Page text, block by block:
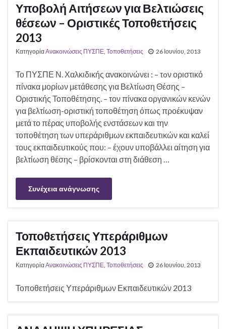
Υποβολή Αιτήσεων για Βελτιώσεις
θέσεων – Οριστικές Τοποθετήσεις
2013
ΚατηγορίαΑνακοινώσεις ΠΥΣΠΕ Τοποθετήσεις 26 Ιουνίου, 2013
Το ΠΥΣΠΕ Ν. Χαλκιδικής ανακοινώνει : – τoν οριστικό
πίνακα μορίων μετάθεσης για Βελτίωση Θέσης –
Οριστικής Τοποθέτησης. – τον πίνακα οργανικών κενών
για βελτίωση-οριστική τοποθέτηση όπως προέκυψαν
μετά το πέρας υποβολής ενστάσεων και την
τοποθέτηση των υπεράριθμων εκπαιδευτικών και καλεί
τους εκπαιδευτικούς που: – έχουν υποβάλλει αίτηση για
βελτίωση θέσης – βρίσκονται στη διάθεση …
Συνέχεια ανάγνωσης
Τοποθετήσεις Υπεράριθμων
Εκπαιδευτικών 2013
ΚατηγορίαΑνακοινώσεις ΠΥΣΠΕ Τοποθετήσεις 26 Ιουνίου, 2013
Τοποθετήσεις Υπεράριθμων Εκπαιδευτικών 2013